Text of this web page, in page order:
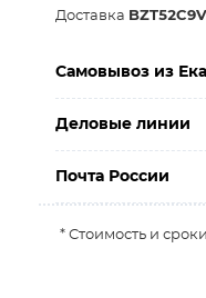
Доставка
Самовывоз из
Деловые линии
Почта России
* Стоимость и